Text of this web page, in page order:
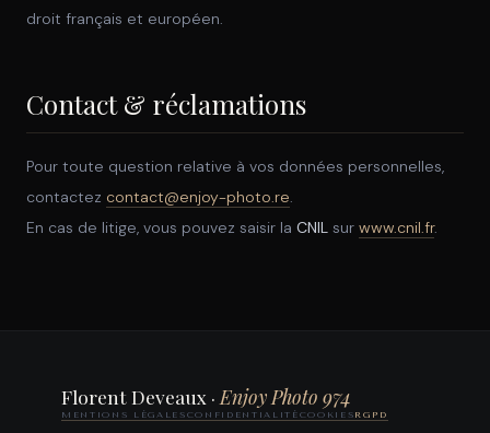
droit français et européen.
Contact & réclamations
Pour toute question relative à vos données personnelles,
contactez contact@enjoy-photo.re.
En cas de litige, vous pouvez saisir la CNIL sur www.cnil.fr.
Florent Deveaux · Enjoy Photo 974
MENTIONS LÉGALES CONFIDENTIALITÉ COOKIES RGPD